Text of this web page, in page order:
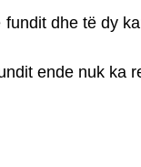
dhe të dy
ende nuk ka